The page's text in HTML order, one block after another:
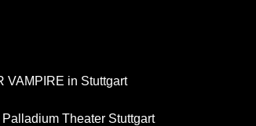
VAMPIRE in Stuttgart
Theater Stuttgart